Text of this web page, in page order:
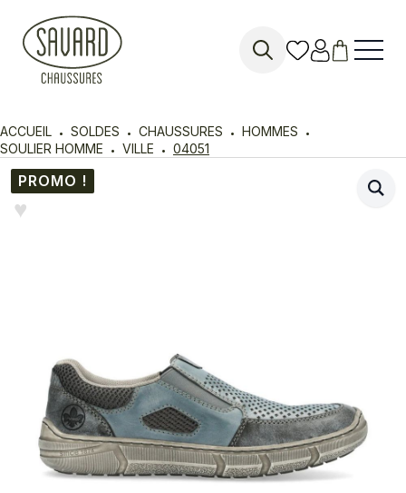
ACCUEIL SOLDES CHAUSSURES
HOMMES
SOULIER HOMME
VILLE 04051
PROMO !
♥︎